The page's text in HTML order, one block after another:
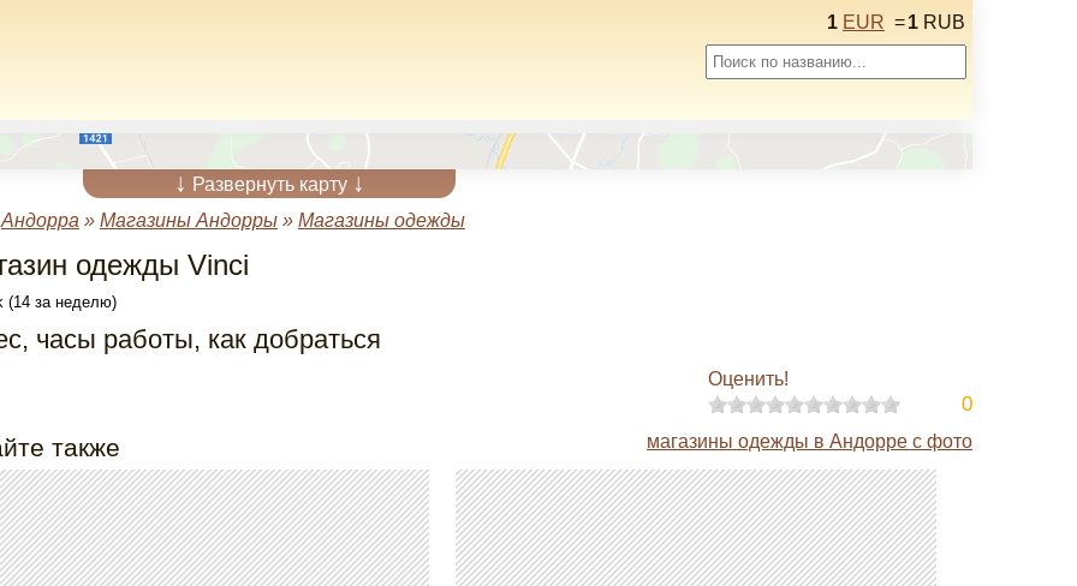
1 EUR =1 RUB
↓ Развернуть карту ↓
Андорра » Магазины Андорры» Магазины одежды
одежды Vinci
(14 за неделю)
часы работы, как добраться
Оценить!
0
также магазины одежды в Андорре с фото